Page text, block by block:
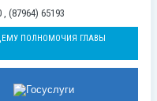
(87964) 65193
ПОЛНОМОЧИЯ ГЛАВЫ